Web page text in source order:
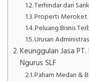
Terhindar dari
Properti Meroket
Peluang Bisnis
Urusan
Keunggulan Jasa
Ngurus SLF
Paham Medan &